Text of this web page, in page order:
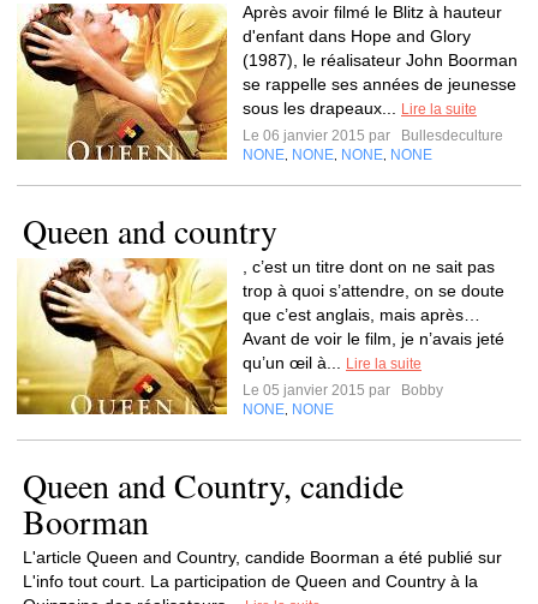
Après avoir filmé le Blitz à hauteur
d'enfant dans Hope and Glory
(1987), le réalisateur John Boorman
se rappelle ses années de jeunesse
sous les drapeaux...
Lire la suite
Le 06 janvier 2015 par
Bullesdeculture
NONE NONE NONE NONE
Queen and country
, c’est un titre dont on ne sait pas
trop à quoi s’attendre, on se doute
que c’est anglais, mais après…
Avant de voir le film, je n’avais jeté
qu’un œil à...
Lire la suite
Le 05 janvier 2015 par
Bobby
NONE NONE
Queen and Country, candide
Boorman
L'article Queen and Country, candide Boorman a été publié sur
L'info tout court. La participation de Queen and Country à la